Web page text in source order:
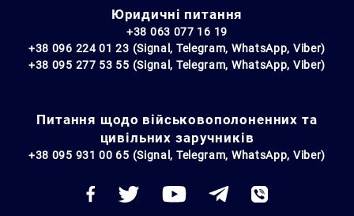
Юридичні питання
+38 063 077 16 19
+38 096 224 01 23 (Signal, Telegram, WhatsApp, Viber)
+38 095 277 53 55 (Signal, Telegram, WhatsApp, Viber)
Питання щодо військовополоненних та
цивільних заручників
+38 095 931 00 65 (Signal, Telegram, WhatsApp, Viber)